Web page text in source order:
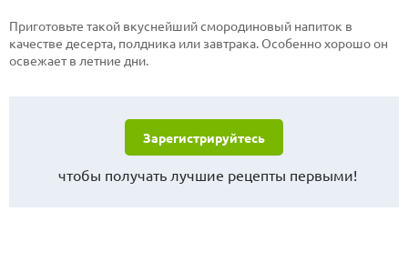
Приготовьте такой вкуснейший смородиновый напиток в
качестве десерта, полдника или завтрака. Особенно хорошо он
освежает в летние дни.
Зарегистрируйтесь
чтобы получать лучшие рецепты первыми!